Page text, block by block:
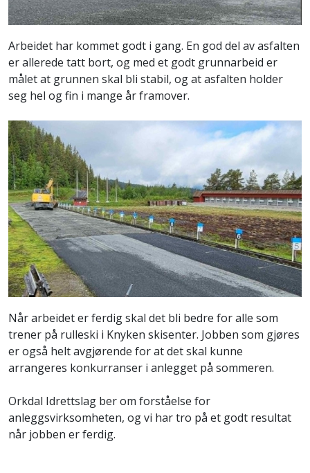
Arbeidet har kommet godt i gang. En god del av asfalten
er allerede tatt bort, og med et godt grunnarbeid er
målet at grunnen skal bli stabil, og at asfalten holder
seg hel og fin i mange år framover.
Når arbeidet er ferdig skal det bli bedre for alle som
trener på rulleski i Knyken skisenter. Jobben som gjøres
er også helt avgjørende for at det skal kunne
arrangeres konkurranser i anlegget på sommeren.
Orkdal Idrettslag ber om forståelse for
anleggsvirksomheten, og vi har tro på et godt resultat
når jobben er ferdig.